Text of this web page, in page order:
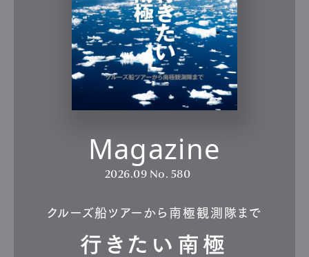
Magazine
2026.09 No. 580
クルーズ船ツアーから南極観測隊まで
行きたい南極